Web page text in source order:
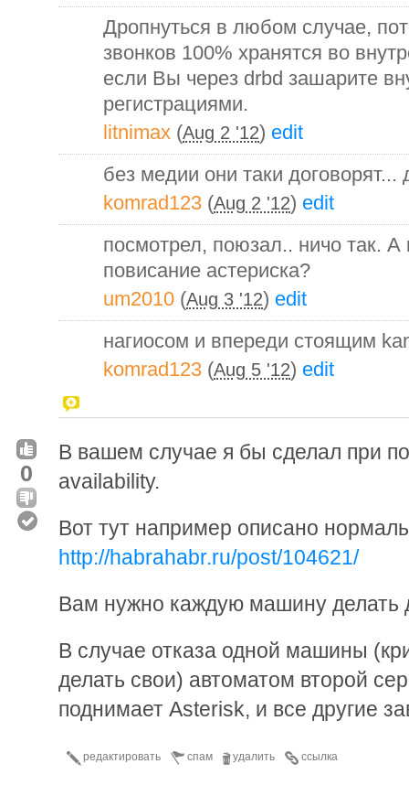
Дропнуться в любом случае,
звонков 100% хранятся во
если Вы через drbd зашарите
регистрациями.
litnimax (Aug 2 '12) edit
без медии они таки договорят...
komrad123 (Aug 2 '12) edit
посмотрел, поюзал.. ничо так. А
повисание астериска?
um2010 (Aug 3 '12) edit
нагиосом и впереди стоящим
komrad123 (Aug 5 '12) edit
0
В вашем случае я бы сделал при
availability.
Вот тут например описано
http://habrahabr.ru/post/104621/
Вам нужно каждую машину делать
В случае отказа одной машины
делать свои) автоматом второй
поднимает Asterisk, и все другие
ссылка
удалить
спам
редактировать